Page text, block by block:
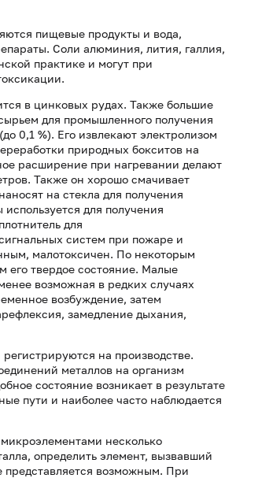
пищевые продукты и вода,
Соли алюминия, лития, галлия,
практике и могут при
в цинковых рудах. Также большие
для промышленного получения
0,1 %). Его извлекают электролизом
природных бокситов на
расширение при нагревании делают
Также он хорошо смачивает
на стекла для получения
для получения
для
систем при пожаре и
малотоксичен. По некоторым
его твердое состояние. Малые
возможная в редких случаях
возбуждение, затем
замедление дыхания,
на производстве.
металлов на организм
состояние возникает в результате
пути и наиболее часто наблюдается
несколько
определить элемент, вызвавший
представляется возможным. При